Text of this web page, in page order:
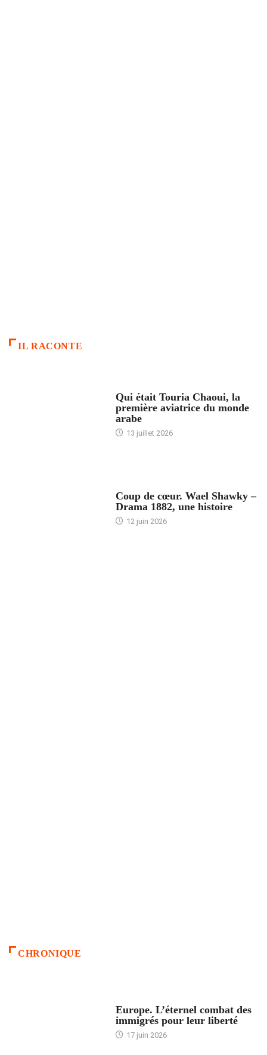
IL RACONTE
Qui était Touria Chaoui, la
première aviatrice du monde
arabe
13 juillet 2026
Coup de cœur. Wael Shawky –
Drama 1882, une histoire
12 juin 2026
CHRONIQUE
Europe. L’éternel combat des
immigrés pour leur liberté
17 juin 2026